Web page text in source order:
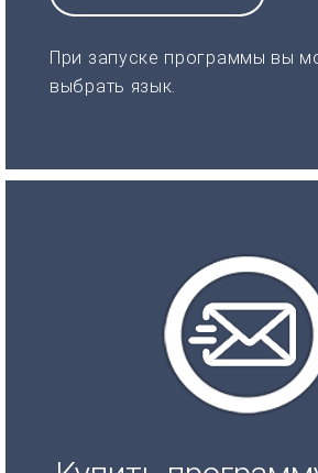
При запуске программы вы
выбрать язык.